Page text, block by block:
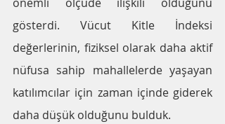
gösterdi. Vücut Kitle İndeksi
değerlerinin, fiziksel olarak daha aktif
nüfusa sahip mahallelerde yaşayan
katılımcılar için zaman içinde giderek
daha düşük olduğunu bulduk.